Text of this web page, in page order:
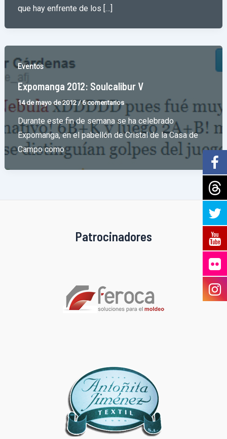
que hay enfrente de los […]
Eventos
Expomanga 2012: Soulcalibur V
14 de mayo de 2012/6 comentarios
Durante este fin de semana se ha celebrado
Expomanga, en el pabellón de Cristal de la Casa de
Campo como
Patrocinadores